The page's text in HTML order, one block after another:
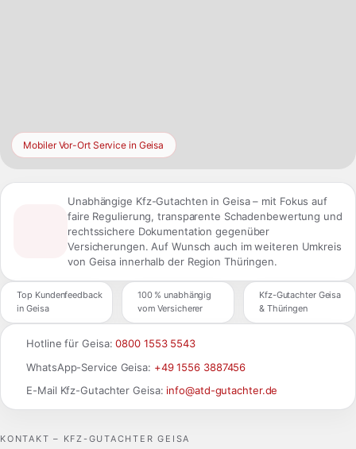
KONTAKT – KFZ-GUTACHTER GEISA
Mobiler Vor-Ort Service in Geisa
Unabhängige Kfz-Gutachten in Geisa – mit Fokus auf
faire Regulierung, transparente Schadenbewertung und
rechtssichere Dokumentation gegenüber
Versicherungen. Auf Wunsch auch im weiteren Umkreis
von Geisa innerhalb der Region Thüringen.
Top Kundenfeedback
in Geisa
100 % unabhängig
vom Versicherer
Kfz-Gutachter Geisa
& Thüringen
Hotline für Geisa:0800 1553 5543
WhatsApp-Service Geisa: +49 1556 3887456
E-Mail Kfz-Gutachter Geisa: info@atd-gutachter.de